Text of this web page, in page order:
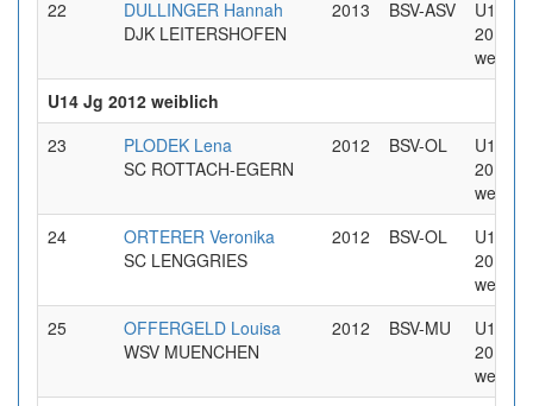
22
DULLINGER Hannah
DJK LEITERSHOFEN
2013 BSV-ASV
U14 Jg
2013
weiblich
U14 Jg 2012 weiblich
23
PLODEK Lena
SC ROTTACH-EGERN
2012 BSV-OL
U14 Jg
2012
weiblich
24
ORTERER Veronika
SC LENGGRIES
2012 BSV-OL
U14 Jg
2012
weiblich
25
OFFERGELD Louisa
WSV MUENCHEN
2012 BSV-MU
U14 Jg
2012
weiblich